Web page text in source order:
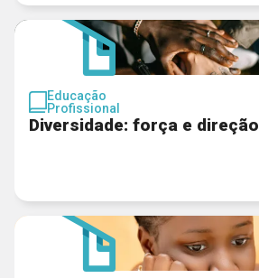
Educação
Profissional
Diversidade: força e direção